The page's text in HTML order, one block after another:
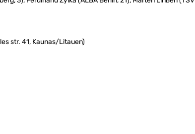
str. 41, Kaunas/Litauen)